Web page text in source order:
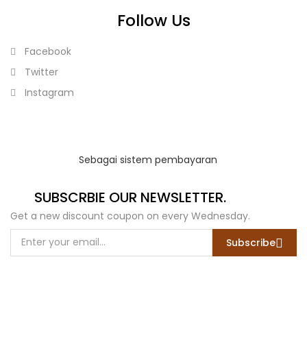
Follow Us
Facebook
Twitter
Instagram
Sebagai sistem pembayaran
SUBSCRBIE OUR NEWSLETTER.
Get a new discount coupon on every Wednesday.
Subscribe